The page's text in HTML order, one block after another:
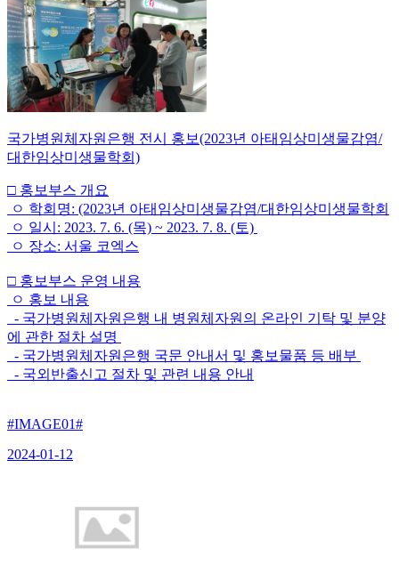
국가병원체자원은행 전시 홍보(2023년 아태임상미생물감염/
대한임상미생물학회)
□ 홍보부스 개요
ㅇ 학회명: (2023년 아태임상미생물감염/대한임상미생물학회
ㅇ 일시: 2023. 7. 6. (목) ~ 2023. 7. 8. (토)
ㅇ 장소: 서울 코엑스
□ 홍보부스 운영 내용
ㅇ 홍보 내용
- 국가병원체자원은행 내 병원체자원의 온라인 기탁 및 분양
에 관한 절차 설명
- 국가병원체자원은행 국문 안내서 및 홍보물품 등 배부
- 국외반출신고 절차 및 관련 내용 안내
#IMAGE01#
2024-01-12